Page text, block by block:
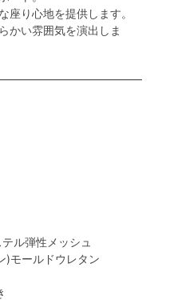
座り心地を提供します。
かい雰囲気を演出しま
ル弾性メッシュ
)モールドウレタン